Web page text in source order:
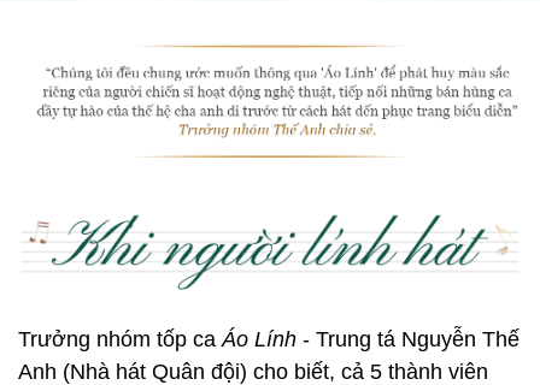
Trưởng nhóm tốp ca Áo Lính - Trung tá Nguyễn Thế
Anh (Nhà hát Quân đội) cho biết, cả 5 thành viên